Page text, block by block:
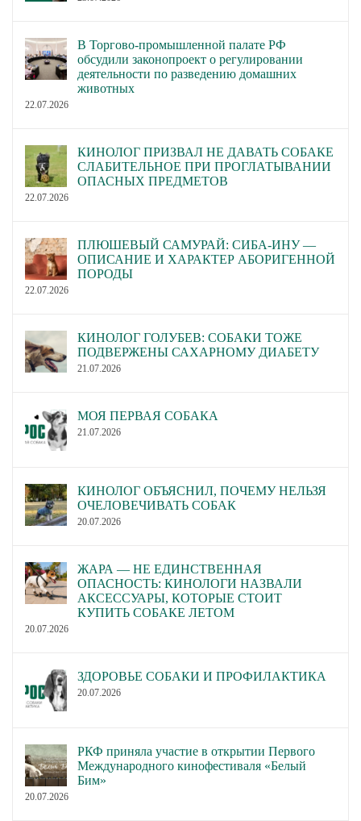
В Торгово-промышленной палате РФ
обсудили законопроект о регулировании
деятельности по разведению домашних
животных
22.07.2026
КИНОЛОГ ПРИЗВАЛ НЕ ДАВАТЬ СОБАКЕ
СЛАБИТЕЛЬНОЕ ПРИ ПРОГЛАТЫВАНИИ
ОПАСНЫХ ПРЕДМЕТОВ
22.07.2026
ПЛЮШЕВЫЙ САМУРАЙ: СИБА-ИНУ —
ОПИСАНИЕ И ХАРАКТЕР АБОРИГЕННОЙ
ПОРОДЫ
22.07.2026
КИНОЛОГ ГОЛУБЕВ: СОБАКИ ТОЖЕ
ПОДВЕРЖЕНЫ САХАРНОМУ ДИАБЕТУ
21.07.2026
МОЯ ПЕРВАЯ СОБАКА
21.07.2026
КИНОЛОГ ОБЪЯСНИЛ, ПОЧЕМУ НЕЛЬЗЯ
ОЧЕЛОВЕЧИВАТЬ СОБАК
20.07.2026
ЖАРА — НЕ ЕДИНСТВЕННАЯ
ОПАСНОСТЬ: КИНОЛОГИ НАЗВАЛИ
АКСЕССУАРЫ, КОТОРЫЕ СТОИТ
КУПИТЬ СОБАКЕ ЛЕТОМ
20.07.2026
ЗДОРОВЬЕ СОБАКИ И ПРОФИЛАКТИКА
20.07.2026
РКФ приняла участие в открытии Первого
Международного кинофестиваля «Белый
Бим»
20.07.2026